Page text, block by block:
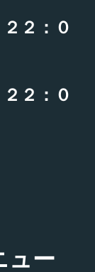
２：０
２：０
ュー